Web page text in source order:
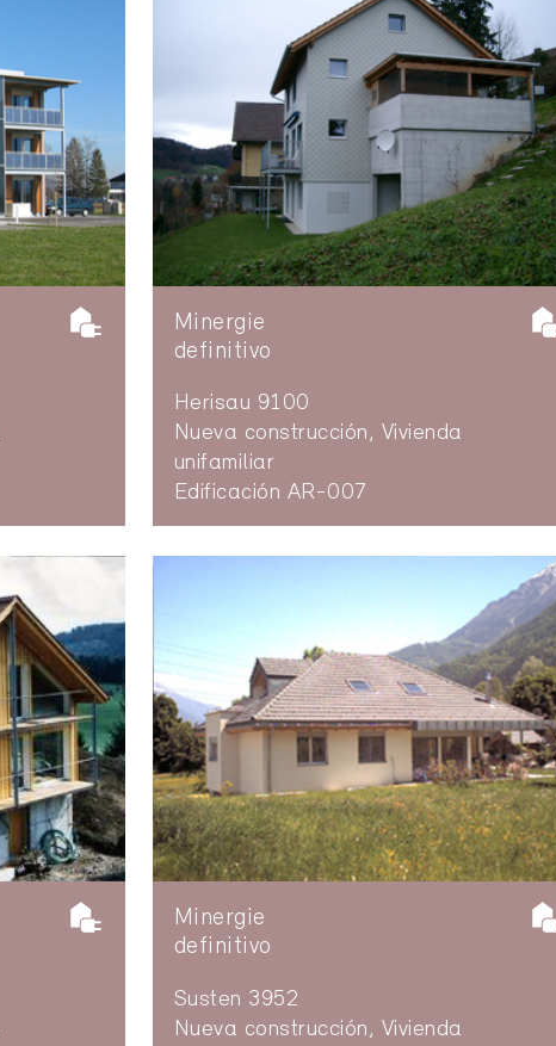
Minergie
definitivo
Herisau 9100
Nueva construcción, Vivienda
unifamiliar
Edificación AR-007
Minergie
definitivo
Susten 3952
Nueva construcción, Vivienda